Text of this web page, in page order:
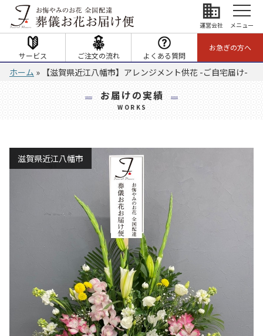
business
運営会社 メニュー
サービス ご注文の流れ よくある質問
お急ぎの方へ
ホーム » 【滋賀県近江八幡市】アレンジメント供花 -ご自宅届け-
お届けの実績
WORKS
滋賀県近江八幡市